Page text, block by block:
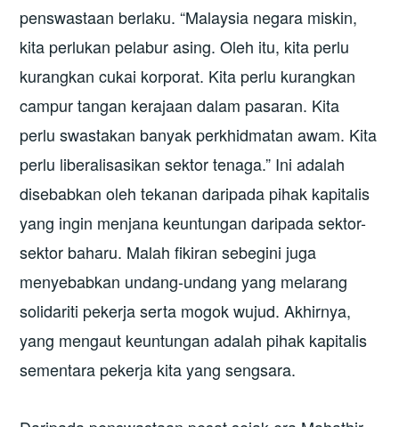
penswastaan berlaku. “Malaysia negara miskin,
kita perlukan pelabur asing. Oleh itu, kita perlu
kurangkan cukai korporat. Kita perlu kurangkan
campur tangan kerajaan dalam pasaran. Kita
perlu swastakan banyak perkhidmatan awam. Kita
perlu liberalisasikan sektor tenaga.” Ini adalah
disebabkan oleh tekanan daripada pihak kapitalis
yang ingin menjana keuntungan daripada sektor-
sektor baharu. Malah fikiran sebegini juga
menyebabkan undang-undang yang melarang
solidariti pekerja serta mogok wujud. Akhirnya,
yang mengaut keuntungan adalah pihak kapitalis
sementara pekerja kita yang sengsara.